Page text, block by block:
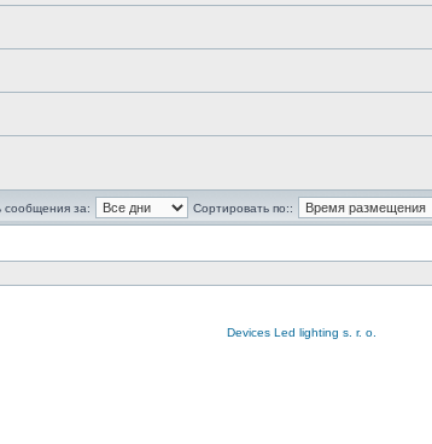
сообщения за:
Сортировать по::
Devices Led lighting s. r. o.